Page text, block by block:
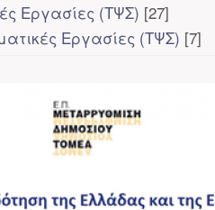
Εργασίες (ΤΨΣ) [27]
Εργασίες (ΤΨΣ) [7]